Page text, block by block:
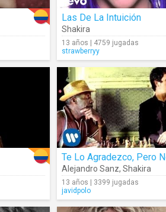
Las De La Intuición
Shakira
13 años | 4759 jugadas
strawberryy
Te Lo Agradezco, Pero
Alejandro Sanz, Shakira
13 años | 3399 jugadas
javidpolo